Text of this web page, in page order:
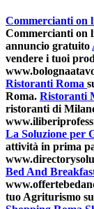
Commercianti on
Commercianti on
annuncio gratuito
vendere i tuoi
Ristoranti Roma
Roma. Ristoranti
ristoranti di
La Soluzione per
attività in prima
Bed And
tuo Agriturismo